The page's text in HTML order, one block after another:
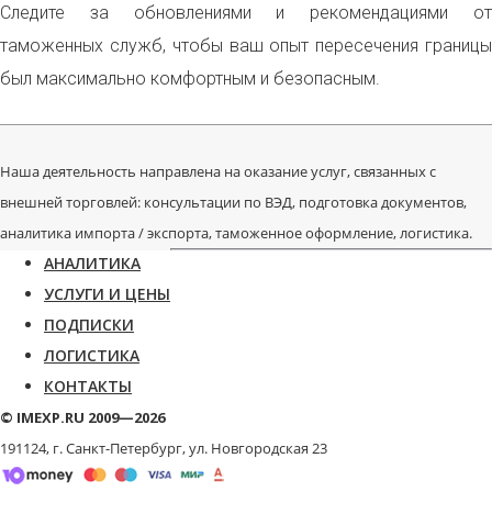
Следите за обновлениями и рекомендациями от
таможенных служб, чтобы ваш опыт пересечения границы
был максимально комфортным и безопасным.
Наша деятельность направлена на оказание услуг, связанных с
внешней торговлей: консультации по ВЭД, подготовка документов,
аналитика импорта / экспорта, таможенное оформление, логистика.
АНАЛИТИКА
УСЛУГИ И ЦЕНЫ
ПОДПИСКИ
ЛОГИСТИКА
КОНТАКТЫ
© IMEXP.RU 2009—2026
191124, г. Санкт-Петербург,ул. Новгородская 23